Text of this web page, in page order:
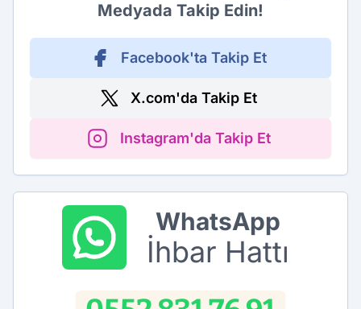
Medyada Takip Edin!
Facebook'ta Takip Et
X.com'da Takip Et
Instagram'da Takip Et
WhatsApp
İhbar Hattı